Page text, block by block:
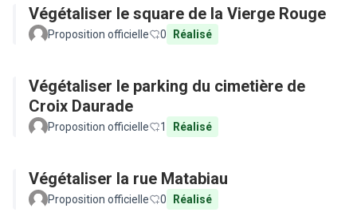
Végétaliser le square de la Vierge Rouge
Proposition officielle 0 Réalisé
Végétaliser le parking du cimetière de
Croix Daurade
Proposition officielle 1 Réalisé
Végétaliser la rue Matabiau
Proposition officielle 0 Réalisé